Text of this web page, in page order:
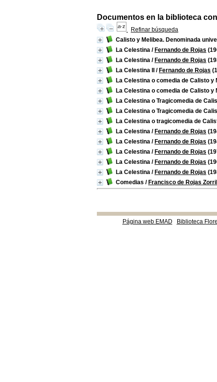
Documentos en la biblioteca
Refinar búsqueda
Calisto y Melibea. Denominada
La Celestina / Fernando de Rojas
La Celestina / Fernando de Rojas
La Celestina II
/ Fernando de Rojas
La Celestina o comedia de Calisto y
La Celestina o comedia de Calisto y
La Celestina o Tragicomedia de
La Celestina o Tragicomedia de
La Celestina o tragicomedia de
La Celestina / Fernando de Rojas
La Celestina / Fernando de Rojas
La Celestina / Fernando de Rojas
La Celestina / Fernando de Rojas
La Celestina / Fernando de Rojas
Comedias / Francisco de Rojas
Página web EMAD Biblioteca